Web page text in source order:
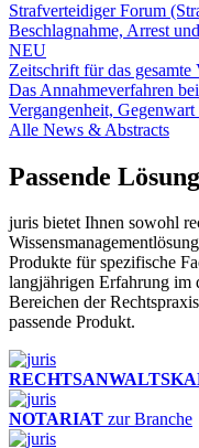
Strafverteidiger Forum
Beschlagnahme, Arrest
NEU
Zeitschrift für das
Das Annahmeverfahren
Vergangenheit,
Alle News & Abstracts
Passende
juris bietet Ihnen sowohl
Produkte für spezifische
langjährigen Erfahrung im
Bereichen der
passende Produkt.
NOTARIAT zur Branche